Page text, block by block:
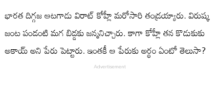
భారత దిగ్గజ ఆటగాడు విరాట్ కోహ్లీ మరోసారి తండ్రయ్యారు. విరుష్క
జంట పండంటి మగ బిడ్డకు జన్మనిచ్చారు. కాగా కోహ్లీ తన కొడుకుకు
అకాయ్ అని పేరు పెట్టారు. ఇంతకీ ఆ పేరుకు అర్థం ఏంటో తెలుసా?